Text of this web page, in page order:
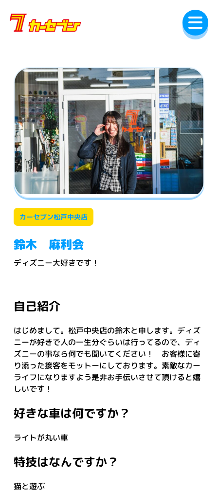
容
カーセブン松戸中央店
鈴木 麻利会
ディズニー大好きです！
自己紹介
はじめまして。松戸中央店の鈴木と申します。ディズ
ニーが好きで人の一生分ぐらいは行ってるので、ディ
ズニーの事なら何でも聞いてください！ お客様に寄
り添った接客をモットーにしております。素敵なカー
ライフになりますよう是非お手伝いさせて頂けると嬉
しいです！
好きな車は何ですか？
ライトが丸い車
特技はなんですか？
猫と遊ぶ